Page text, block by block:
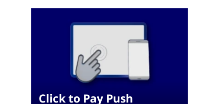
Click to Pay Push